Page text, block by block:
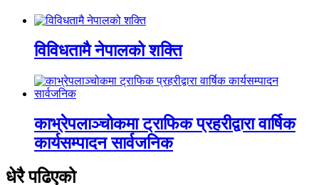
विविधतामै नेपालको शक्ति
काभ्रेपलाञ्चोकमा ट्राफिक प्रहरीद्वारा वार्षिक
कार्यसम्पादन सार्वजनिक
धेरै पढिएको